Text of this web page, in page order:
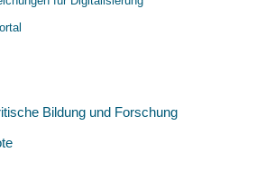
Bildung und Forschung